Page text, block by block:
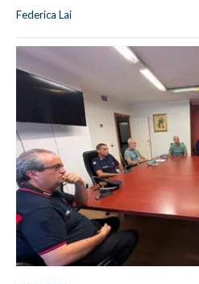
Federica Lai